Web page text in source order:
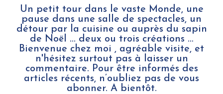
Un petit tour dans le vaste Monde, une
pause dans une salle de spectacles, un
détour par la cuisine ou auprès du sapin
de Noël ... deux ou trois créations …
Bienvenue chez moi , agréable visite, et
n'hésitez surtout pas à laisser un
commentaire. Pour être informés des
articles récents, n’oubliez pas de vous
abonner. A bientôt.